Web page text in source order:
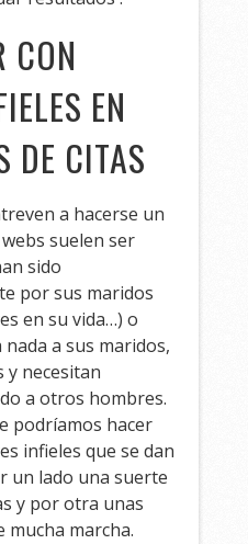
CON
EN
DE CITAS
a hacerse un
suelen ser
sido
por sus maridos
en su vida…) o
a sus maridos,
y necesitan
a otros hombres.
podríamos hacer
infieles que se dan
un lado una suerte
y por otra unas
mucha marcha.